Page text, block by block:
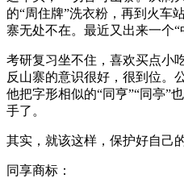
的“周住牌”洗衣粉，再到火车
寨无处不在。最近又出来一个“
考研复习坐不住，喜欢买点小
反山寨的意识很好，很到位。
他把字形相似的“同亨”“同亭”
手了。
其实，就该这样，保护好自己
同享商标：